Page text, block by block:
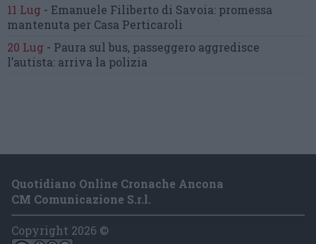
11 Lug - Emanuele Filiberto di Savoia: promessa
mantenuta per Casa Perticaroli
20 Lug - Paura sul bus, passeggero aggredisce
l’autista: arriva la polizia
Quotidiano Online Cronache Ancona
CM Comunicazione S.r.l.
Copyright 2026 ©